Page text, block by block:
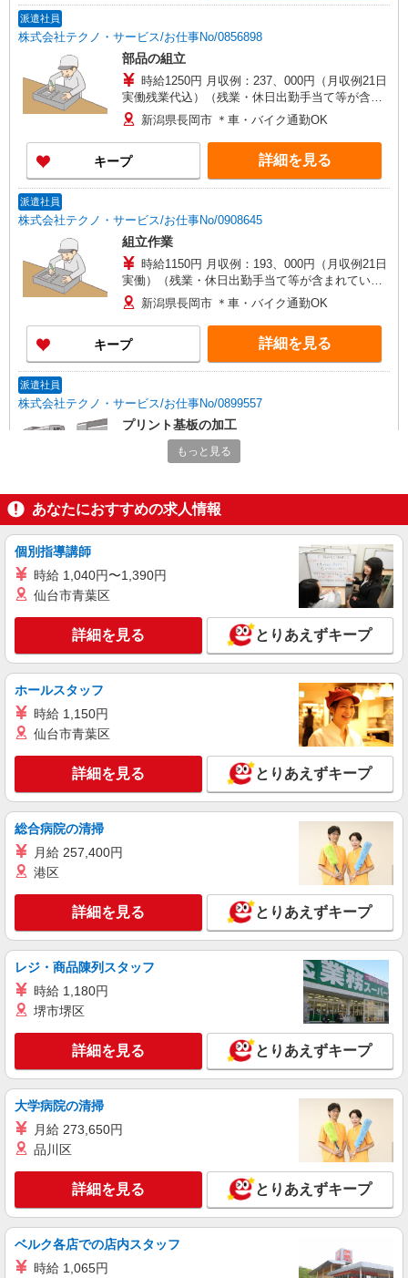
派遣社員
株式会社テクノ・サービス/お仕事No/0856898
部品の組立
時給1250円 月収例：237、000円（月収例21日
実働残業代込）（残業・休日出勤手当て等が含ま
れています） 交通費全額支給
新潟県長岡市 ＊車・バイク通勤OK
キープ 詳細を見る
派遣社員
株式会社テクノ・サービス/お仕事No/0908645
組立作業
時給1150円 月収例：193、000円（月収例21日
実働）（残業・休日出勤手当て等が含まれていま
す） 交通費全額支給
新潟県長岡市 ＊車・バイク通勤OK
キープ 詳細を見る
派遣社員
株式会社テクノ・サービス/お仕事No/0899557
プリント基板の加工
時給1150円 月収例：201、000円（月収例21日
実働）（残業・休日出勤手当て等が含まれていま
キープ 詳細を見る
派遣社員
株式会社テクノ・サービス/お仕事No/0796663
時給1300円 月収例：218、000円（月収例21日
実働）（残業・休日出勤手当て等が含まれていま
す） 交通費全額支給
新潟県長岡市 ＊車・バイク通勤OK
キープ 詳細を見る
株式会社テクノ・サービス/お仕事No/0886549
金属製品の鋳造加工
時給1200円 月収例：231、000円（月収例21日
実働残業代込）（残業・休日出勤手当て等が含ま
キープ 詳細を見る
派遣社員
株式会社テクノ・サービス/お仕事No/0796816
解体作業など
時給1200円 月収例：201、000円（月収例21日
実働）（残業・休日出勤手当て等が含まれていま
す） 交通費全額支給
新潟県長岡市 ＊車・バイク通勤OK
キープ 詳細を見る
株式会社テクノ・サービス/お仕事No/0902507
時給1200円 月収例：201、000円（月収例21日
8h実働）（残業・休日出勤手当て等が含まれてい
ます） 交通費全額支給
新潟県長岡市 ＊車・バイク通勤OK
キープ 詳細を見る
もっと見る
あなたにおすすめの求人情報
個別指導講師
時給 1,040円〜1,390円
仙台市青葉区
詳細を見る とりあえずキープ
ホールスタッフ
時給 1,150円
仙台市青葉区
詳細を見る とりあえずキープ
総合病院の清掃
月給 257,400円
港区
詳細を見る とりあえずキープ
レジ・商品陳列スタッフ
時給 1,180円
堺市堺区
詳細を見る とりあえずキープ
大学病院の清掃
月給 273,650円
品川区
詳細を見る とりあえずキープ
ベルク各店での店内スタッフ
時給 1,065円